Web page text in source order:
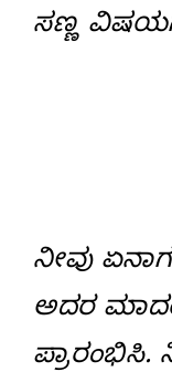
ಸಣ್ಣ
ನೀವು
ಅದರ
ಪ್ರಾರಂಭಿಸಿ.